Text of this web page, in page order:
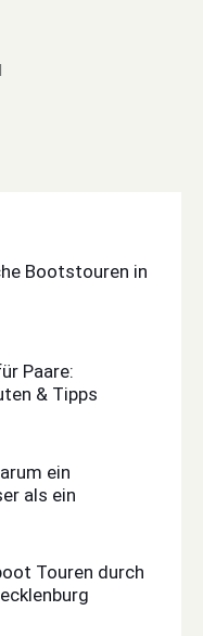
Bootstouren in
Paare:
& Tipps
ein
als ein
Touren durch